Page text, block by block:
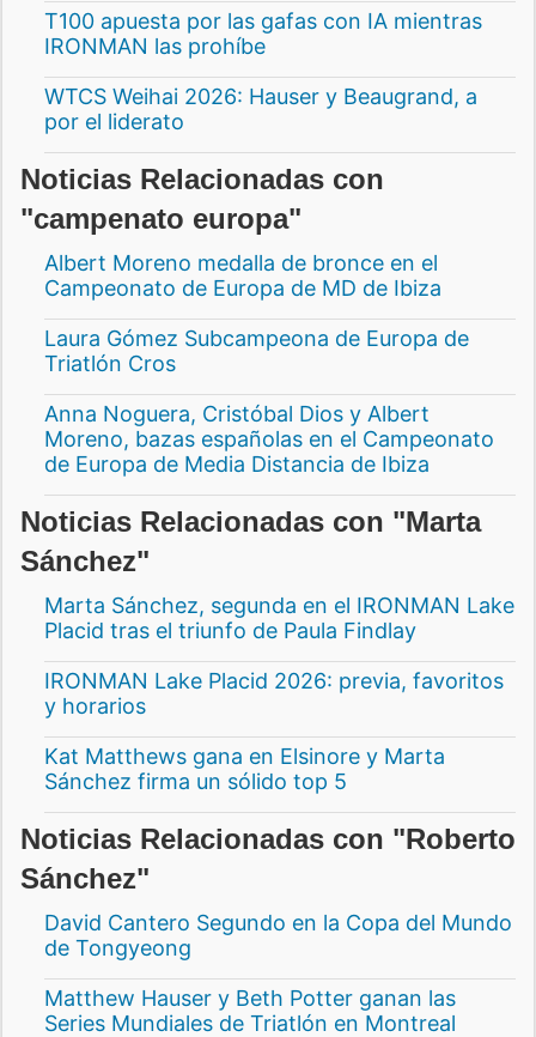
T100 apuesta por las gafas con IA mientras
IRONMAN las prohíbe
WTCS Weihai 2026: Hauser y Beaugrand, a
por el liderato
Noticias Relacionadas con
"campenato europa"
Albert Moreno medalla de bronce en el
Campeonato de Europa de MD de Ibiza
Laura Gómez Subcampeona de Europa de
Triatlón Cros
Anna Noguera, Cristóbal Dios y Albert
Moreno, bazas españolas en el Campeonato
de Europa de Media Distancia de Ibiza
Noticias Relacionadas con "Marta
Sánchez"
Marta Sánchez, segunda en el IRONMAN Lake
Placid tras el triunfo de Paula Findlay
IRONMAN Lake Placid 2026: previa, favoritos
y horarios
Kat Matthews gana en Elsinore y Marta
Sánchez firma un sólido top 5
Noticias Relacionadas con "Roberto
Sánchez"
David Cantero Segundo en la Copa del Mundo
de Tongyeong
Matthew Hauser y Beth Potter ganan las
Series Mundiales de Triatlón en Montreal